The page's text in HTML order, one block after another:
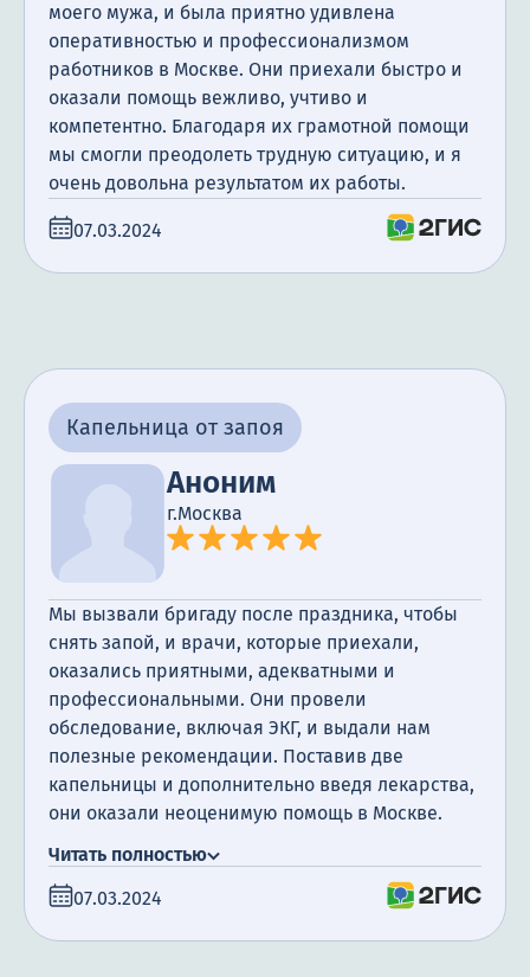
моего мужа, и была приятно удивлена
оперативностью и профессионализмом
работников в Москве. Они приехали быстро и
оказали помощь вежливо, учтиво и
компетентно. Благодаря их грамотной помощи
мы смогли преодолеть трудную ситуацию, и я
очень довольна результатом их работы.
07.03.2024
Капельница от запоя
Аноним
г.Москва
Мы вызвали бригаду после праздника, чтобы
снять запой, и врачи, которые приехали,
оказались приятными, адекватными и
профессиональными. Они провели
обследование, включая ЭКГ, и выдали нам
полезные рекомендации. Поставив две
капельницы и дополнительно введя лекарства,
они оказали неоценимую помощь в Москве.
Читать полностью
07.03.2024